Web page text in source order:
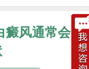
癜风通常会